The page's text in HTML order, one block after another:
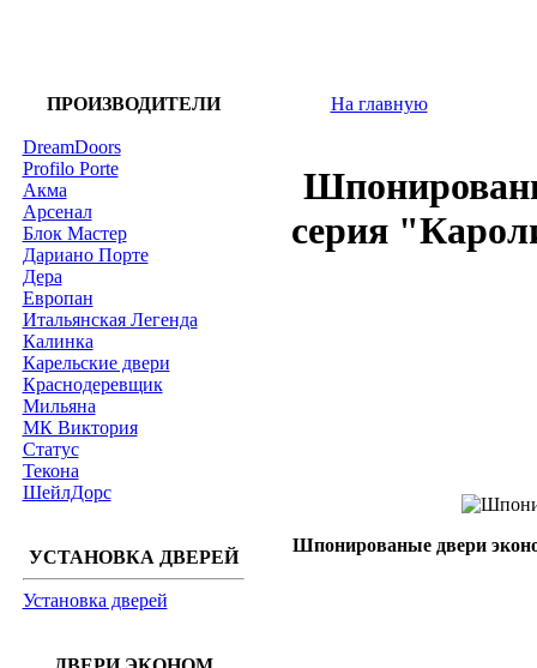
ПРОИЗВОДИТЕЛИ
DreamDoors
Profilo Porte
Акма
Арсенал
Блок Мастер
Дариано Порте
Дера
Европан
Итальянская Легенда
Калинка
Карельские двери
Краснодеревщик
Мильяна
МК Виктория
Статус
Текона
ШейлДорс
УСТАНОВКА ДВЕРЕЙ
Установка дверей
На главную
серия
Шпонированые двери